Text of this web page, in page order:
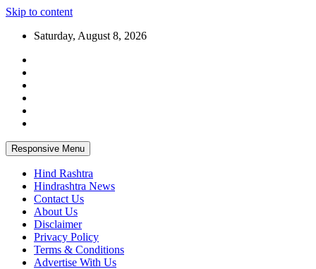
Skip to content
Saturday, August 8, 2026
Responsive Menu
Hind Rashtra
Hindrashtra News
Contact Us
About Us
Disclaimer
Privacy Policy
Terms & Conditions
Advertise With Us